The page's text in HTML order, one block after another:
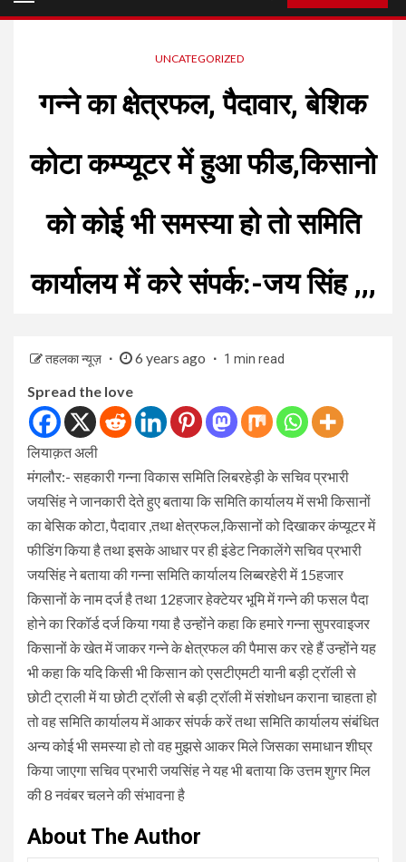
UNCATEGORIZED
गन्ने का क्षेत्रफल, पैदावार, बेशिक
कोटा कम्प्यूटर में हुआ फीड,किसानो
को कोई भी समस्या हो तो समिति
कार्यालय में करे संपर्क:-जय सिंह ,,,
तहलका न्यूज़ 6 years ago 1 min read
Spread the love
लियाक़त अली
मंगलौर:- सहकारी गन्ना विकास समिति लिबरहेड़ी के सचिव प्रभारी
जयसिंह ने जानकारी देते हुए बताया कि समिति कार्यालय में सभी किसानों
का बेसिक कोटा, पैदावार ,तथा क्षेत्रफल,किसानों को दिखाकर कंप्यूटर में
फीडिंग किया है तथा इसके आधार पर ही इंडेट निकालेंगे सचिव प्रभारी
जयसिंह ने बताया की गन्ना समिति कार्यालय लिब्बरहेरी में 15हजार
किसानों के नाम दर्ज है तथा 12हजार हेक्टेयर भूमि में गन्ने की फसल पैदा
होने का रिकॉर्ड दर्ज किया गया है उन्होंने कहा कि हमारे गन्ना सुपरवाइजर
किसानों के खेत में जाकर गन्ने के क्षेत्रफल की पैमास कर रहे हैं उन्होंने यह
भी कहा कि यदि किसी भी किसान को एसटीएमटी यानी बड़ी ट्रॉली से
छोटी ट्राली में या छोटी ट्रॉली से बड़ी ट्रॉली में संशोधन कराना चाहता हो
तो वह समिति कार्यालय में आकर संपर्क करें तथा समिति कार्यालय संबंधित
अन्य कोई भी समस्या हो तो वह मुझसे आकर मिले जिसका समाधान शीघ्र
किया जाएगा सचिव प्रभारी जयसिंह ने यह भी बताया कि उत्तम शुगर मिल
की 8 नवंबर चलने की संभावना है
About The Author